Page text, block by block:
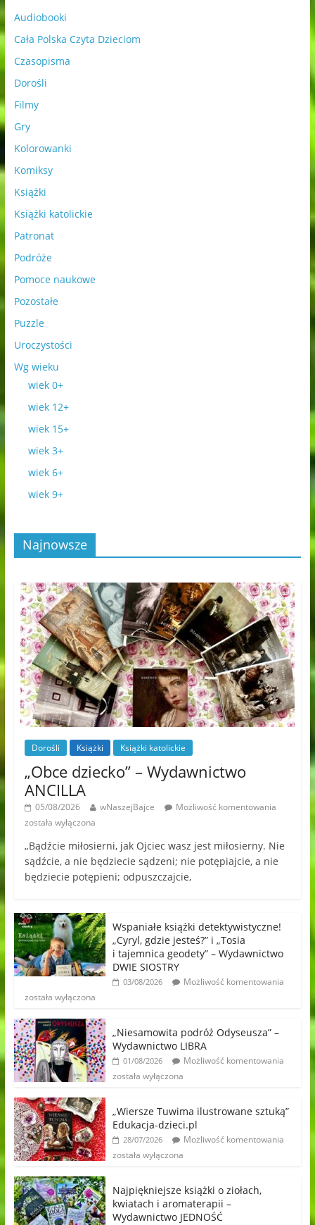
Audiobooki
Cała Polska Czyta Dzieciom
Czasopisma
Dorośli
Filmy
Gry
Kolorowanki
Komiksy
Książki
Książki katolickie
Patronat
Podróże
Pomoce naukowe
Pozostałe
Puzzle
Uroczystości
Wg wieku
wiek 0+
wiek 12+
wiek 15+
wiek 3+
wiek 6+
wiek 9+
Najnowsze
Dorośli Książki Książki katolickie
„Obce dziecko” – Wydawnictwo
ANCILLA
05/08/2026 wNaszejBajce
Możliwość komentowania
została wyłączona
„Bądźcie miłosierni, jak Ojciec wasz jest miłosierny. Nie
sądźcie, a nie będziecie sądzeni; nie potępiajcie, a nie
będziecie potępieni; odpuszczajcie,
Wspaniałe książki detektywistyczne!
„Cyryl, gdzie jesteś?” i „Tosia
i tajemnica geodety” – Wydawnictwo
DWIE SIOSTRY
03/08/2026
Możliwość komentowania
została wyłączona
„Niesamowita podróż Odyseusza” –
Wydawnictwo LIBRA
01/08/2026
Możliwość komentowania
została wyłączona
„Wiersze Tuwima ilustrowane sztuką”
Edukacja-dzieci.pl
28/07/2026
Możliwość komentowania
została wyłączona
Najpiękniejsze książki o ziołach,
kwiatach i aromaterapii –
Wydawnictwo JEDNOŚĆ